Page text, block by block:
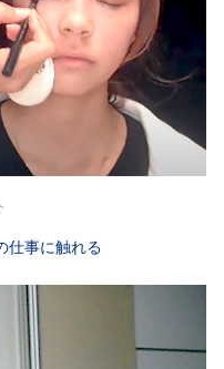
仕事に触れる